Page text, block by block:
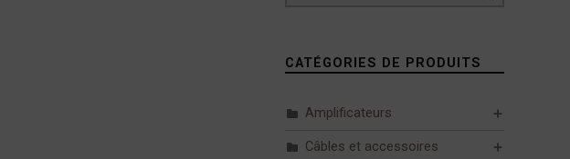
CATÉGORIES DE PRODUITS
Amplificateurs
Câbles et accessoires